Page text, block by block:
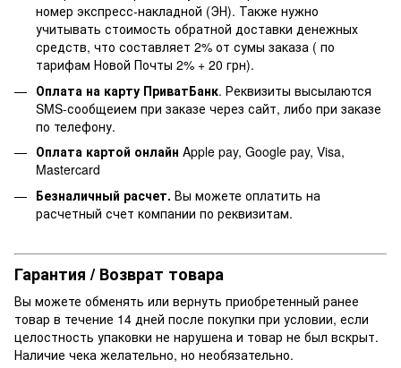
номер экспресс-накладной (ЭН). Также нужно
учитывать стоимость обратной доставки денежных
средств, что составляет 2% от сумы заказа ( по
тарифам Новой Почты 2% + 20 грн).
Оплата на карту ПриватБанк. Реквизиты высылаются
SMS-сообщеием при заказе через сайт, либо при заказе
по телефону.
Оплата картой онлайн Apple pay, Google pay, Visa,
Mastercard
Безналичный расчет. Вы можете оплатить на
расчетный счет компании по реквизитам.
Гарантия / Возврат товара
Вы можете обменять или вернуть приобретенный ранее
товар в течение 14 дней после покупки при условии, если
целостность упаковки не нарушена и товар не был вскрыт.
Наличие чека желательно, но необязательно.